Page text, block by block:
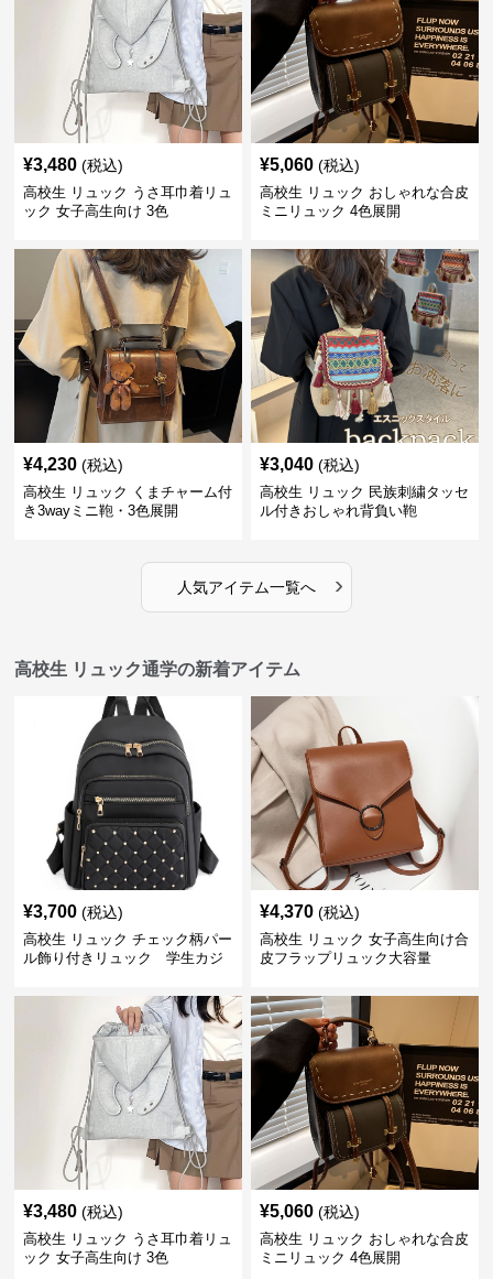
¥3,480 (税込)
高校生 リュック うさ耳巾着リュ
ック 女子高生向け 3色
¥5,060 (税込)
高校生 リュック おしゃれな合皮
ミニリュック 4色展開
¥4,230 (税込)
高校生 リュック くまチャーム付
き3wayミニ鞄・3色展開
¥3,040 (税込)
高校生 リュック 民族刺繍タッセ
ル付きおしゃれ背負い鞄
人気アイテム一覧へ ›
高校生 リュック通学の新着アイテム
¥3,700 (税込)
高校生 リュック チェック柄パー
ル飾り付きリュック 学生カジ
¥4,370 (税込)
高校生 リュック 女子高生向け合
皮フラップリュック大容量
¥3,480 (税込)
高校生 リュック うさ耳巾着リュ
ック 女子高生向け 3色
¥5,060 (税込)
高校生 リュック おしゃれな合皮
ミニリュック 4色展開